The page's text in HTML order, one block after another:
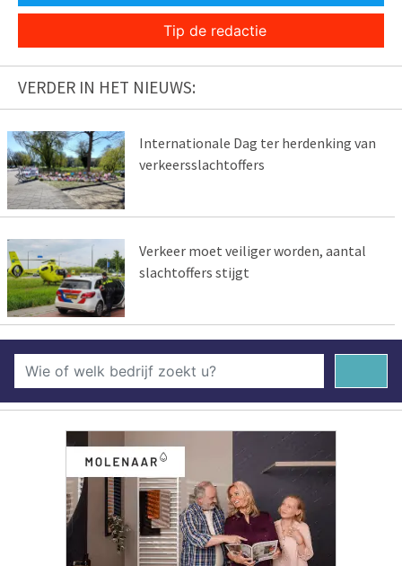
Tip de redactie
VERDER IN HET NIEUWS:
Internationale Dag ter herdenking van
verkeersslachtoffers
Verkeer moet veiliger worden, aantal
slachtoffers stijgt